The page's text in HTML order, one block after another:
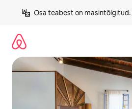
Osa teabest on masintõlgitud.